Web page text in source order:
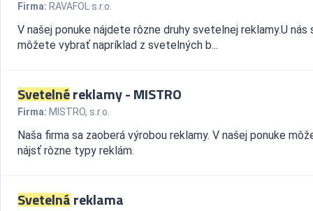
Firma: RAVAFOL s.r.o.
V našej ponuke nájdete rôzne druhy svetelnej reklamy.U nás
môžete vybrať napríklad z svetelných b...
Svetelnéreklamy - MISTRO
Firma: MISTRO, s.r.o.
Naša firma sa zaoberá výrobou reklamy. V našej ponuke
nájsť rôzne typy reklám.
Svetelnáreklama